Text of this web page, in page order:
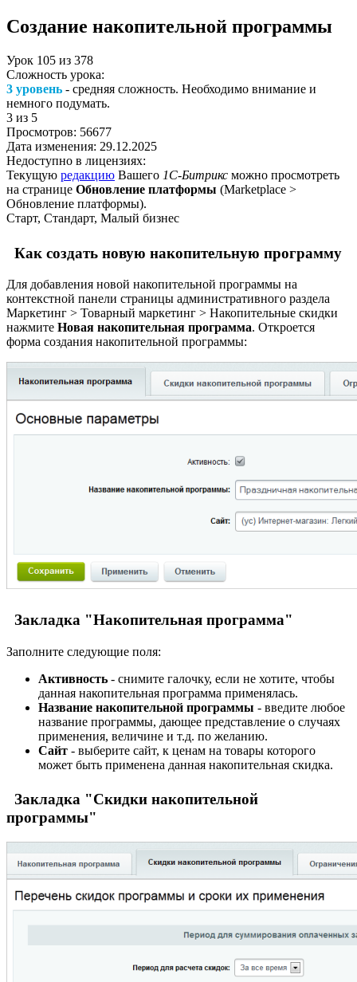
Создание накопительной программы
Урок 105 из 378
Сложность урока:
3 уровень - средняя сложность. Необходимо внимание и
немного подумать.
3 из 5
Просмотров: 56677
Дата изменения: 29.12.2025
Недоступно в лицензиях:
Текущую редакцию Вашего 1С-Битрикс можно просмотреть
на странице Обновление платформы (Marketplace >
Обновление платформы).
Старт, Стандарт, Малый бизнес
Как создать новую накопительную программу
Для добавления новой накопительной программы на
контекстной панели страницы административного раздела
Маркетинг > Товарный маркетинг > Накопительные скидки
нажмите Новая накопительная программа. Откроется
форма создания накопительной программы:
Закладка "Накопительная программа"
Заполните следующие поля:
Активность - снимите галочку, если не хотите, чтобы
данная накопительная программа применялась.
Название накопительной программы - введите любое
название программы, дающее представление о случаях
применения, величине и т.д. по желанию.
Сайт - выберите сайт, к ценам на товары которого
может быть применена данная накопительная скидка.
Закладка "Скидки накопительной
программы"